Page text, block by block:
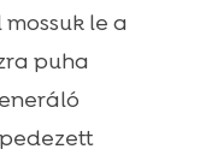
le a
puha